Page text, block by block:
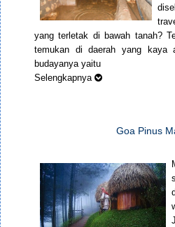
yang terletak di bawah tanah?
temukan di daerah yang kaya
budayanya yaitu
Selengkapnya
Goa Pinus